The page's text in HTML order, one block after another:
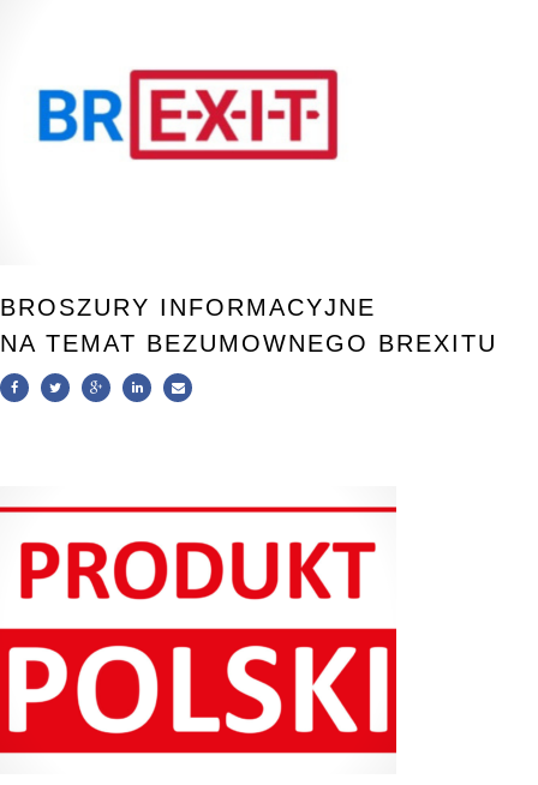
BROSZURY INFORMACYJNE
NA TEMAT BEZUMOWNEGO BREXITU